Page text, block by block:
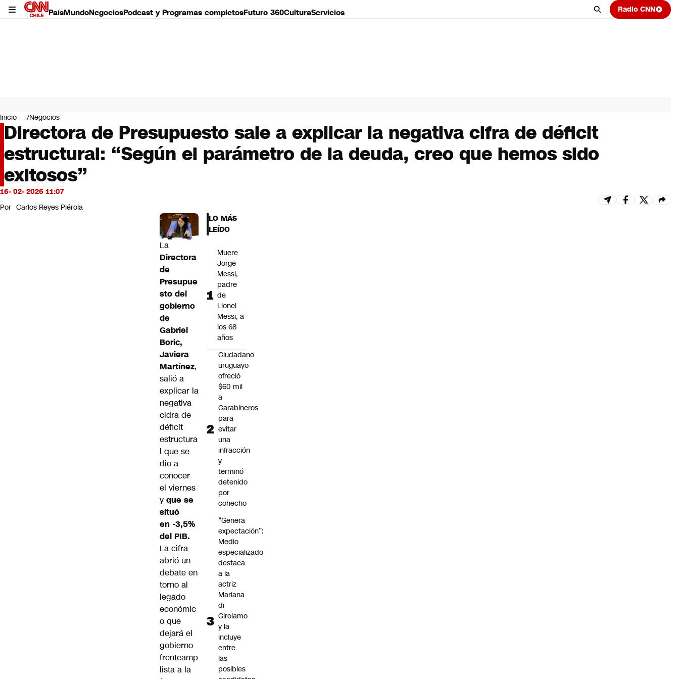
PaísMundoNegociosPodcast y Programas completosFuturo 360CulturaServicios Radio CNN
Mundo
Negocios
Deportes
Programas completos
Cultura
Servicios
Bits
CNN Data
CNN tiempo
Futuro 360
Inicio Negocios
Directora de Presupuesto sale a explicar la negativa cifra de déficit
estructural: “Según el parámetro de la deuda, creo que hemos sido
exitosos”
16- 02- 2026 11:07
Por Carlos Reyes Piérola
La
Directora
de
Presupue
sto del
gobierno
de
Gabriel
Boric,
Javiera
Martínez,
salió a
explicar la
negativa
cidra de
déficit
estructura
l que se
dio a
conocer
el viernes
y que se
situó
en -3,5%
del PIB.
La cifra
abrió un
debate en
torno al
legado
económic
o que
dejará el
gobierno
frenteamp
lista a la
LO MÁS
LEÍDO
Muere
Jorge
Messi,
padre
de
Lionel
Messi, a
los 68
años
Ciudadano
uruguayo
ofreció
$60 mil
a
Carabineros
para
evitar
una
infracción
y
terminó
detenido
por
cohecho
“Genera
expectación”:
Medio
especializado
destaca
a la
actriz
Mariana
di
Girolamo
y la
incluye
entre
las
posibles